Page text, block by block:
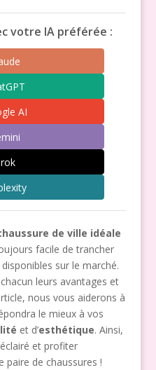
votre IA préférée :
AI
de ville idéale
facile de trancher
sur le marché.
leurs avantages et
nous vous aiderons à
le mieux à vos
et d’esthétique. Ainsi,
et profiter
paire de chaussures !